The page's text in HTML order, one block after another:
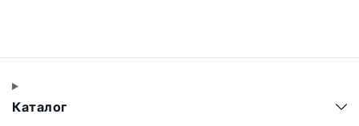
Каталог